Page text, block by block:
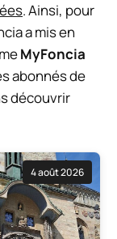
. Ainsi, pour
a mis en
MyFoncia
abonnés de
découvrir
4 août 2026